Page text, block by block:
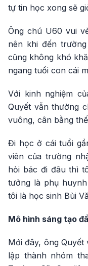
tự tin học xong sẽ
Ông chú U60 vui
nên khi đến
cũng không khó
ngang tuổi con cái
Với kinh nghiệm
Quyết vẫn thường
vuông, cân bằng
Đi học ở cái tuổi
viên của trường
hỏi bác đi đâu thì
tưởng là phụ
tôi là học sinh Bùi
Mô hình sáng tạo
Mới đây, ông
lập thành nhóm